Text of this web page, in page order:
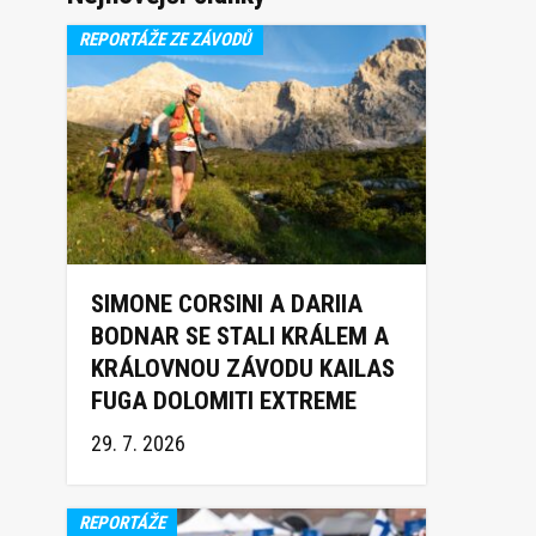
REPORTÁŽE ZE ZÁVODŮ
SIMONE CORSINI A DARIIA
BODNAR SE STALI KRÁLEM A
KRÁLOVNOU ZÁVODU KAILAS
FUGA DOLOMITI EXTREME
TRAIL 2026
29. 7. 2026
REPORTÁŽE